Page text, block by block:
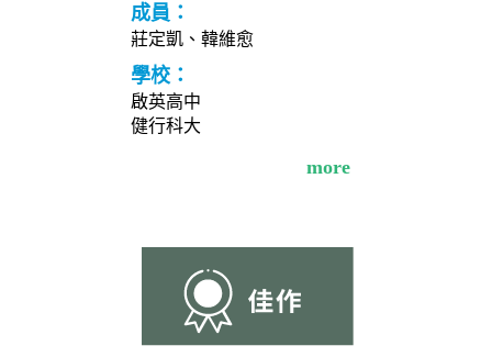
成員：
莊定凱、韓維愈
學校：
啟英高中
健行科大
more